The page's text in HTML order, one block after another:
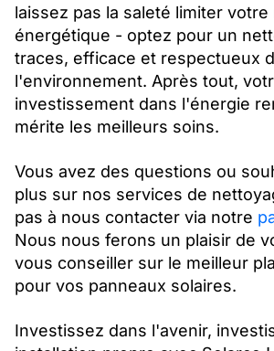
laissez pas la saleté limiter
énergétique - optez pour un
traces, efficace et respectueux
l'environnement. Après tout,
investissement dans l'énergie
mérite les meilleurs soins.
Vous avez des questions ou
plus sur nos services de
pas à nous contacter via notre
Nous nous ferons un plaisir de
vous conseiller sur le meilleur
pour vos panneaux solaires.
Investissez dans l'avenir,